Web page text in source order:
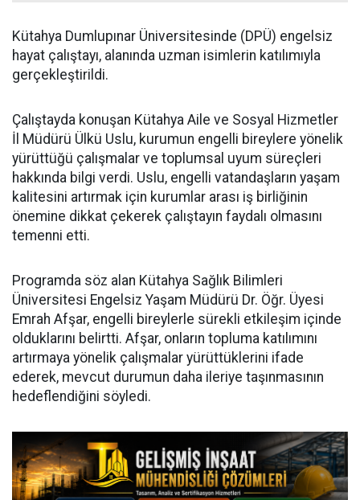
Kütahya Dumlupınar Üniversitesinde (DPÜ) engelsiz
hayat çalıştayı, alanında uzman isimlerin katılımıyla
gerçekleştirildi.
Çalıştayda konuşan Kütahya Aile ve Sosyal Hizmetler
İl Müdürü Ülkü Uslu, kurumun engelli bireylere yönelik
yürüttüğü çalışmalar ve toplumsal uyum süreçleri
hakkında bilgi verdi. Uslu, engelli vatandaşların yaşam
kalitesini artırmak için kurumlar arası iş birliğinin
önemine dikkat çekerek çalıştayın faydalı olmasını
temenni etti.
Programda söz alan Kütahya Sağlık Bilimleri
Üniversitesi Engelsiz Yaşam Müdürü Dr. Öğr. Üyesi
Emrah Afşar, engelli bireylerle sürekli etkileşim içinde
olduklarını belirtti. Afşar, onların topluma katılımını
artırmaya yönelik çalışmalar yürüttüklerini ifade
ederek, mevcut durumun daha ileriye taşınmasının
hedeflendiğini söyledi.